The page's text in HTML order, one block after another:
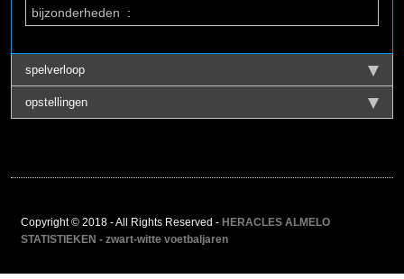
bijzonderheden
:
spelverloop
opstellingen
Copyright © 2018 - All Rights Reserved - HERACLES ALMELO
STATISTIEKEN - zwart-witte voetbaljaren